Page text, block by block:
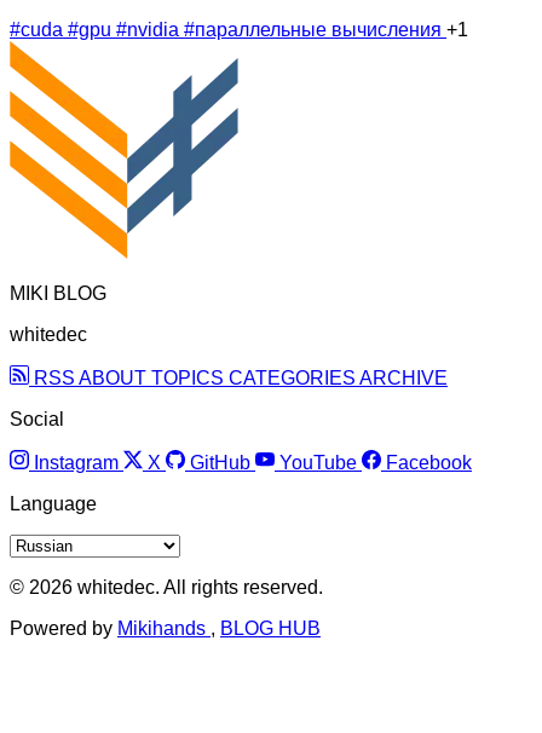
#cuda #gpu #nvidia #параллельные вычисления +1
MIKI BLOG
whitedec
RSS ABOUT TOPICS CATEGORIES ARCHIVE
Social
Instagram X GitHub YouTube
Facebook
Language
© 2026 whitedec. All rights reserved.
Powered by Mikihands , BLOG HUB